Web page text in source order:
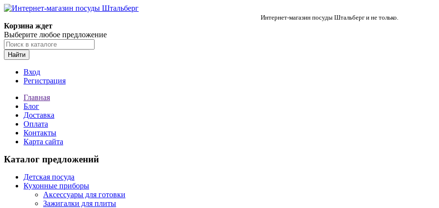
Интернет-магазин посуды Штальберг и не только.
Корзина ждет
Выберите любое предложение
Найти
Вход
Регистрация
Главная
Блог
Доставка
Оплата
Контакты
Карта сайта
Каталог предложений
Детская посуда
Кухонные приборы
Аксессуары для готовки
Зажигалки для плиты